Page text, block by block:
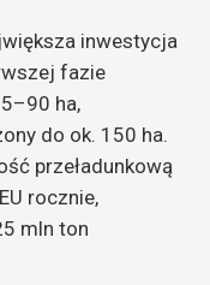
inwestycja
fazie
ha,
do ok. 150 ha.
przeładunkową
rocznie,
mln ton